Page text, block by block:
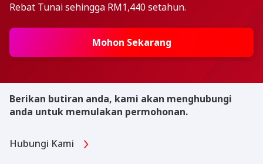
Rebat Tunai sehingga RM1,440 setahun.
Mohon Sekarang
Berikan butiran anda, kami akan menghubungi
anda untuk memulakan permohonan.
Hubungi Kami